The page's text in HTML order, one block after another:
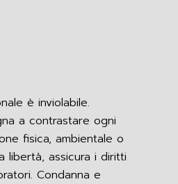
è inviolabile.
a contrastare ogni
fisica, ambientale o
libertà, assicura i diritti
Condanna e